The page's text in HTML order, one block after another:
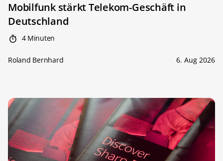
Mobilfunk stärkt Telekom-Geschäft in
Deutschland
4 Minuten
Roland Bernhard 6. Aug 2026